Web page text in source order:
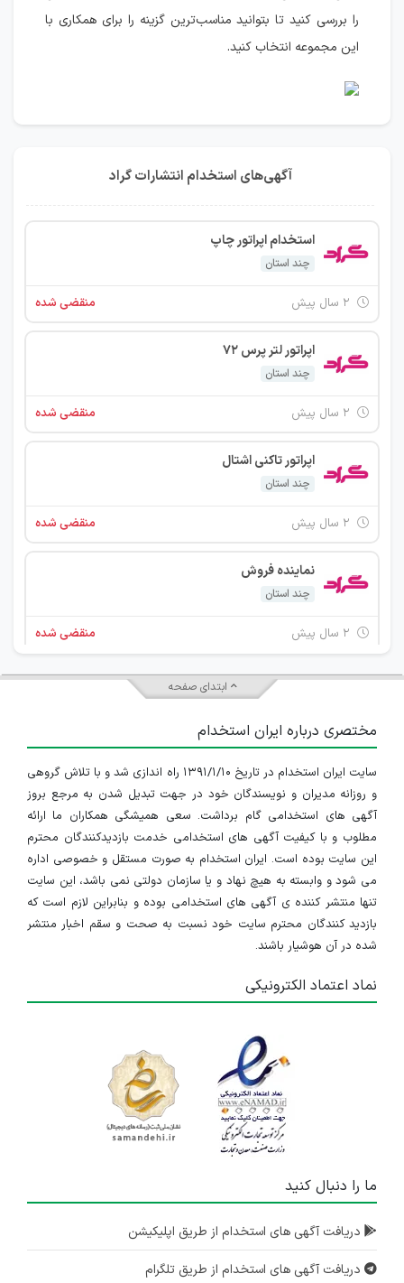
را بررسی کنید تا بتوانید مناسب‌ترین گزینه را برای همکاری با
این مجموعه انتخاب کنید.
آگهی‌های استخدام انتشارات گراد
استخدام اپراتور چاپ
چند استان
منقضی شده
اپراتور لتر پرس 72
چند استان
منقضی شده
اپراتور تاکنی اشتال
چند استان
منقضی شده
نماینده فروش
چند استان
منقضی شده
ابتدای صفحه
مختصری درباره ایران استخدام
سایت ایران استخدام در تاریخ ۱۳۹۱/۱/۱۰ راه اندازی شد و با تلاش گروهی
و روزانه مدیران و نویسندگان خود در جهت تبدیل شدن به مرجع بروز
آگهی های استخدامی گام برداشت. سعی همیشگی همکاران ما ارائه
مطلوب و با کیفیت آگهی های استخدامی خدمت بازدیدکنندگان محترم
این سایت بوده است. ایران استخدام به صورت مستقل و خصوصی اداره
می شود و وابسته به هیچ نهاد و یا سازمان دولتی نمی باشد، این سایت
تنها منتشر کننده ی آگهی های استخدامی بوده و بنابراین لازم است که
بازدید کنندگان محترم سایت خود نسبت به صحت و سقم اخبار منتشر
شده در آن هوشیار باشند.
نماد اعتماد الکترونیکی
ما را دنبال کنید
دریافت آگهی های استخدام از طریق اپلیکیشن
دریافت آگهی های استخدام از طریق تلگرام